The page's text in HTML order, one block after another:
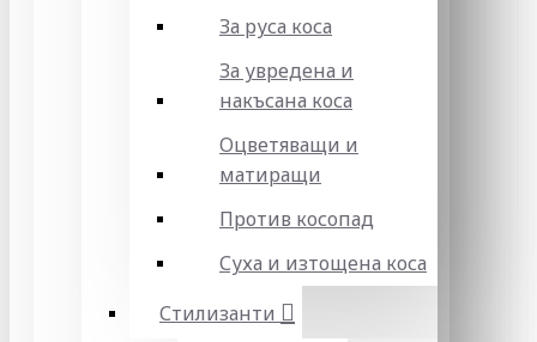
За руса коса
За увредена и
накъсана коса
Оцветяващи и
матиращи
Против косопад
Суха и изтощена коса
Стилизанти